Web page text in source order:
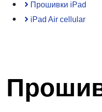
Прошивки iPad
iPad Air cellular